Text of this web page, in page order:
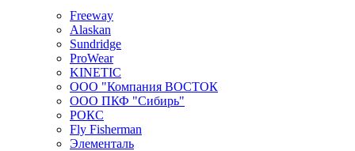
Freeway
Alaskan
Sundridge
ProWear
KINETIC
ООО "Компания ВОСТОК
ООО ПКФ "Сибирь"
РОКС
Fly Fisherman
Элементаль